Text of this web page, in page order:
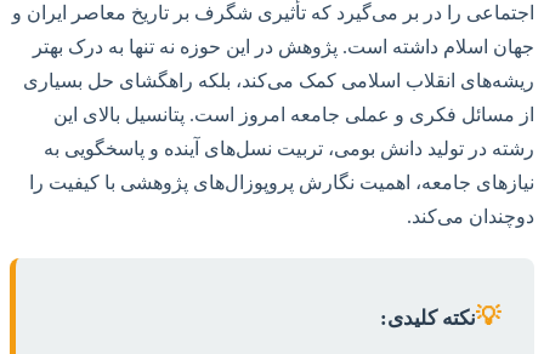
اجتماعی را در بر می‌گیرد که تأثیری شگرف بر تاریخ معاصر ایران و
جهان اسلام داشته است. پژوهش در این حوزه نه تنها به درک بهتر
ریشه‌های انقلاب اسلامی کمک می‌کند، بلکه راهگشای حل بسیاری
از مسائل فکری و عملی جامعه امروز است. پتانسیل بالای این
رشته در تولید دانش بومی، تربیت نسل‌های آینده و پاسخگویی به
نیازهای جامعه، اهمیت نگارش پروپوزال‌های پژوهشی با کیفیت را
دوچندان می‌کند.
💡نکته کلیدی: